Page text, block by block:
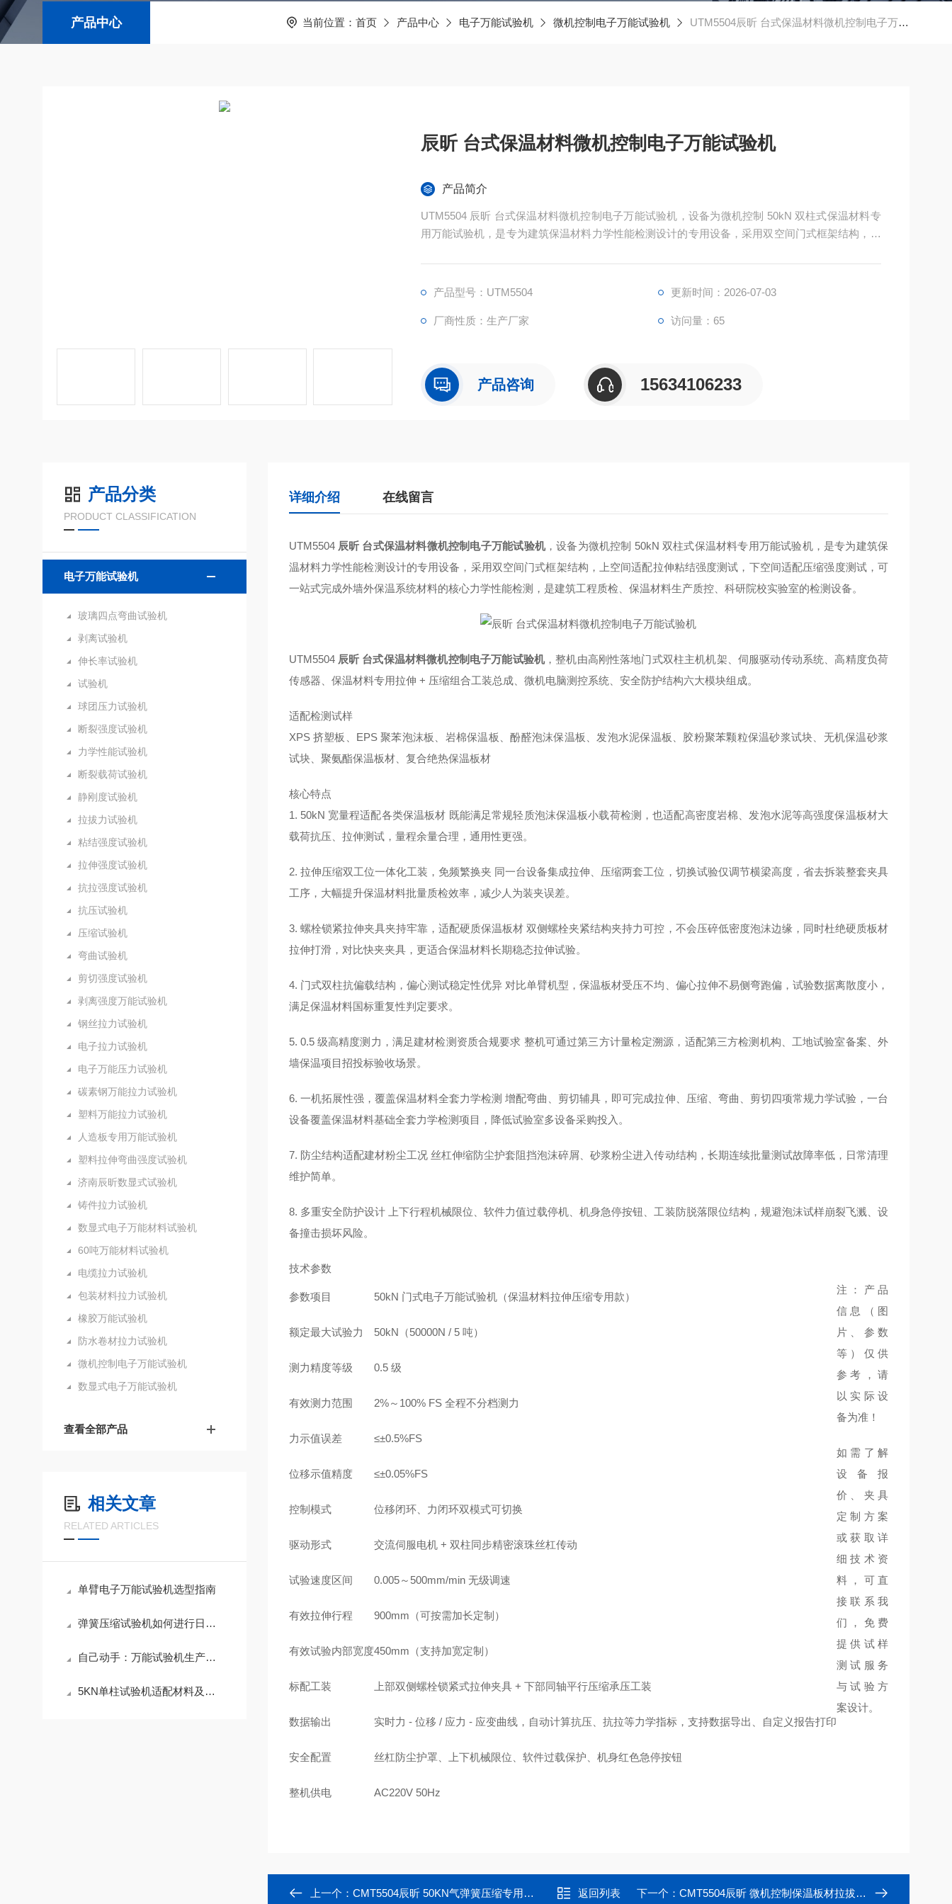
产品中心 当前位置： 首页 产品中心 电子万能试验机 微机控制电子万能试验机 UTM5504辰昕 台式保温材料微机控制电子万能试验机
辰昕 台式保温材料微机控制电子万能试验机
产品简介
UTM5504 辰昕 台式保温材料微机控制电子万能试验机，设备为微机控制 50kN 双柱式保温材料专
用万能试验机，是专为建筑保温材料力学性能检测设计的专用设备，采用双空间门式框架结构，上
产品型号：UTM5504
更新时间：2026-07-03
厂商性质：生产厂家 访问量：65
产品咨询 15634106233
产品分类
PRODUCT CLASSIFICATION
电子万能试验机
玻璃四点弯曲试验机
剥离试验机
伸长率试验机
试验机
球团压力试验机
断裂强度试验机
力学性能试验机
断裂载荷试验机
静刚度试验机
拉拔力试验机
粘结强度试验机
拉伸强度试验机
抗拉强度试验机
抗压试验机
压缩试验机
弯曲试验机
剪切强度试验机
剥离强度万能试验机
钢丝拉力试验机
电子拉力试验机
电子万能压力试验机
碳素钢万能拉力试验机
塑料万能拉力试验机
人造板专用万能试验机
塑料拉伸弯曲强度试验机
济南辰昕数显式试验机
铸件拉力试验机
数显式电子万能材料试验机
60吨万能材料试验机
电缆拉力试验机
包装材料拉力试验机
橡胶万能试验机
防水卷材拉力试验机
微机控制电子万能试验机
数显式电子万能试验机
查看全部产品
相关文章
RELATED ARTICLES
单臂电子万能试验机选型指南
弹簧压缩试验机如何进行日常维护
自己动手：万能试验机生产厂家教你完成基础故障诊断
5KN单柱试验机适配材料及测试场景解析
详细介绍 在线留言
UTM5504 辰昕 台式保温材料微机控制电子万能试验机，设备为微机控制 50kN 双柱式保温材料专用万能试验机，是专为建筑保
温材料力学性能检测设计的专用设备，采用双空间门式框架结构，上空间适配拉伸粘结强度测试，下空间适配压缩强度测试，可
一站式完成外墙外保温系统材料的核心力学性能检测，是建筑工程质检、保温材料生产质控、科研院校实验室的检测设备。
UTM5504 辰昕 台式保温材料微机控制电子万能试验机，整机由高刚性落地门式双柱主机机架、伺服驱动传动系统、高精度负荷
传感器、保温材料专用拉伸 + 压缩组合工装总成、微机电脑测控系统、安全防护结构六大模块组成。
适配检测试样
XPS 挤塑板、EPS 聚苯泡沫板、岩棉保温板、酚醛泡沫保温板、发泡水泥保温板、胶粉聚苯颗粒保温砂浆试块、无机保温砂浆
试块、聚氨酯保温板材、复合绝热保温板材
核心特点
1. 50kN 宽量程适配各类保温板材 既能满足常规轻质泡沫保温板小载荷检测，也适配高密度岩棉、发泡水泥等高强度保温板材大
载荷抗压、拉伸测试，量程余量合理，通用性更强。
2. 拉伸压缩双工位一体化工装，免频繁换夹 同一台设备集成拉伸、压缩两套工位，切换试验仅调节横梁高度，省去拆装整套夹具
工序，大幅提升保温材料批量质检效率，减少人为装夹误差。
3. 螺栓锁紧拉伸夹具夹持牢靠，适配硬质保温板材 双侧螺栓夹紧结构夹持力可控，不会压碎低密度泡沫边缘，同时杜绝硬质板材
拉伸打滑，对比快夹夹具，更适合保温材料长期稳态拉伸试验。
4. 门式双柱抗偏载结构，偏心测试稳定性优异 对比单臂机型，保温板材受压不均、偏心拉伸不易侧弯跑偏，试验数据离散度小，
满足保温材料国标重复性判定要求。
5. 0.5 级高精度测力，满足建材检测资质合规要求 整机可通过第三方计量检定溯源，适配第三方检测机构、工地试验室备案、外
墙保温项目招投标验收场景。
6. 一机拓展性强，覆盖保温材料全套力学检测 增配弯曲、剪切辅具，即可完成拉伸、压缩、弯曲、剪切四项常规力学试验，一台
设备覆盖保温材料基础全套力学检测项目，降低试验室多设备采购投入。
7. 防尘结构适配建材粉尘工况 丝杠伸缩防尘护套阻挡泡沫碎屑、砂浆粉尘进入传动结构，长期连续批量测试故障率低，日常清理
维护简单。
8. 多重安全防护设计 上下行程机械限位、软件力值过载停机、机身急停按钮、工装防脱落限位结构，规避泡沫试样崩裂飞溅、设
备撞击损坏风险。
技术参数
参数项目 50kN 门式电子万能试验机（保温材料拉伸压缩专用款）
额定最大试验力 50kN（50000N / 5 吨）
测力精度等级 0.5 级
有效测力范围 2%～100% FS 全程不分档测力
力示值误差 ≤±0.5%FS
位移示值精度 ≤±0.05%FS
控制模式 位移闭环、力闭环双模式可切换
驱动形式 交流伺服电机 + 双柱同步精密滚珠丝杠传动
试验速度区间 0.005～500mm/min 无级调速
有效拉伸行程 900mm（可按需加长定制）
有效试验内部宽度450mm（支持加宽定制）
标配工装 上部双侧螺栓锁紧式拉伸夹具 + 下部同轴平行压缩承压工装
数据输出 实时力 - 位移 / 应力 - 应变曲线，自动计算抗压、抗拉等力学指标，支持数据导出、自定义报告打印
安全配置 丝杠防尘护罩、上下机械限位、软件过载保护、机身红色急停按钮
整机供电 AC220V 50Hz
注：产品
信息（图
片、参数
等）仅供
参考，请
以实际设
备为准！
如需了解
设备报
价、夹具
定制方案
或获取详
细技术资
料，可直
接联系我
们，免费
提供试样
测试服务
与试验方
案设计。
上一个： CMT5504辰昕 50KN气弹簧压缩专用款压缩试验机 返回列表 下一个： CMT5504辰昕 微机控制保温板材拉拔粘结强度试验机